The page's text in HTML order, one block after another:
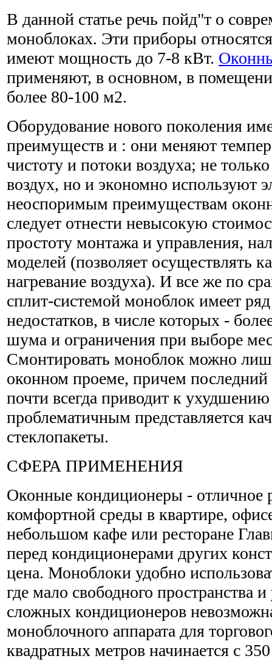
В данной статье речь пойд"т о
моноблоках. Эти приборы
имеют мощность до 7-8 кВт.
применяют, в основном, в
более 80-100 м2.
Оборудование нового поколения
преимуществ и : они меняют
чистоту и потоки воздуха; не
воздух, но и экономно используют
неоспоримым преимуществам
следует отнести невысокую
простоту монтажа и управления,
моделей (позволяет осуществлять
нагревание воздуха). И все же по
сплит-системой моноблок имеет
недостатков, в числе которых -
шума и ограничения при выборе
Смонтировать моноблок можно
оконном проеме, причем последний
почти всегда приводит к
проблематичным представляется
стеклопакеты.
СФЕРА ПРИМЕНЕНИЯ
Оконные кондиционеры - отличное
комфортной среды в квартире,
небольшом кафе или ресторане
перед кондиционерами других
цена. Моноблоки удобно
где мало свободного пространства и
сложных кондиционеров
моноблочного аппарата для
квадратных метров начинается с